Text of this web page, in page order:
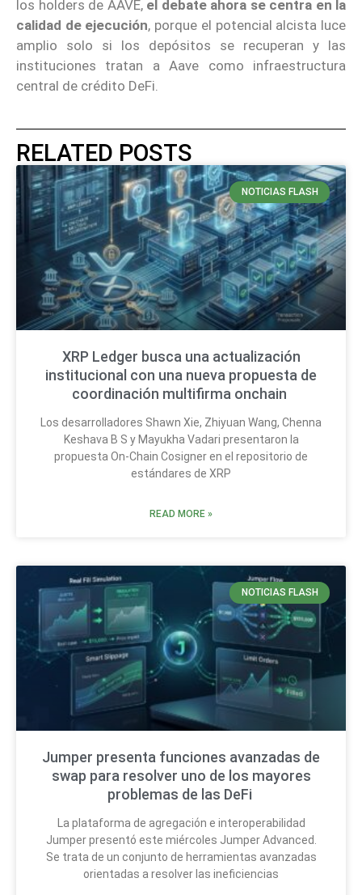
los holders de AAVE, el debate ahora se centra en la
calidad de ejecución, porque el potencial alcista luce
amplio solo si los depósitos se recuperan y las
instituciones tratan a Aave como infraestructura
central de crédito DeFi.
RELATED POSTS
NOTICIAS FLASH
XRP Ledger busca una actualización
institucional con una nueva propuesta de
coordinación multifirma onchain
Los desarrolladores Shawn Xie, Zhiyuan Wang, Chenna
Keshava B S y Mayukha Vadari presentaron la
propuesta On-Chain Cosigner en el repositorio de
estándares de XRP
READ MORE »
NOTICIAS FLASH
Jumper presenta funciones avanzadas de
swap para resolver uno de los mayores
problemas de las DeFi
La plataforma de agregación e interoperabilidad
Jumper presentó este miércoles Jumper Advanced.
Se trata de un conjunto de herramientas avanzadas
orientadas a resolver las ineficiencias